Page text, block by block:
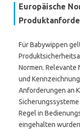
Europäische
Für Babywippen
Normen. Relevante
und
Anforderungen an
Regel in
eingehalten